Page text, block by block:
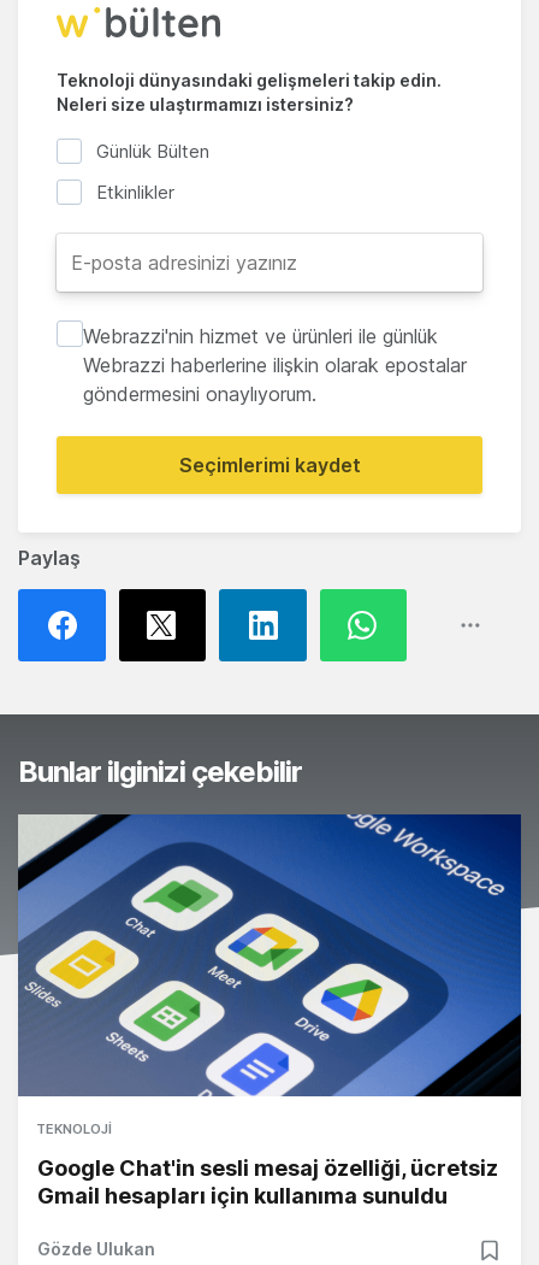
Paylaş
Teknoloji dünyasındaki gelişmeleri takip edin.
Neleri size ulaştırmamızı istersiniz?
Günlük Bülten
Etkinlikler
Webrazzi'nin hizmet ve ürünleri ile günlük
Webrazzi haberlerine ilişkin olarak epostalar
göndermesini onaylıyorum.
Seçimlerimi kaydet
Bunlar ilginizi çekebilir
TEKNOLOJI
Google Chat'in sesli mesaj özelliği, ücretsiz
Gmail hesapları için kullanıma sunuldu
Gözde Ulukan